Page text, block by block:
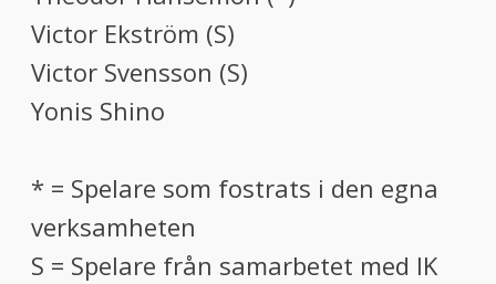
Victor Ekström (S)
Victor Svensson (S)
Yonis Shino
* = Spelare som fostrats i den egna
verksamheten
S = Spelare från samarbetet med IK